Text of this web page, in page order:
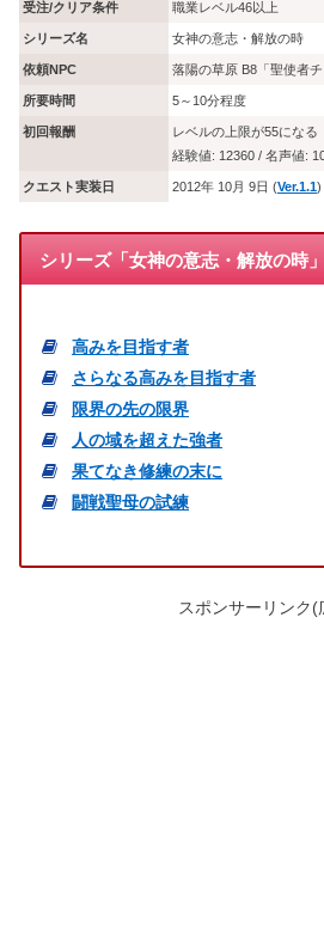
受注/クリア条件 職業レベル46以上
シリーズ名 女神の意志・解放の時
依頼NPC 落陽の草原 B8「聖使者
所要時間 5～10分程度
初回報酬
レベルの上限が55になる
経験値: 12360 / 名声値:
クエスト実装日 2012年 10月 9日 (Ver.1.1)
シリーズ「女神の意志・解放の時」
高みを目指す者
さらなる高みを目指す者
限界の先の限界
人の域を超えた強者
果てなき修練の末に
闘戦聖母の試練
スポンサーリンク(